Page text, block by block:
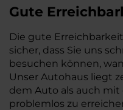
Gute
Die gute
sicher, dass Sie uns
besuchen können,
Unser Autohaus liegt
dem Auto als auch
problemlos zu